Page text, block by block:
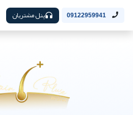
09122959941 پنل مشتریان